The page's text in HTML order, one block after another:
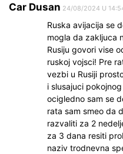
Car Dusan 24/08/2024 U
Ruska avijacija se
mogla da zakljuca
Rusiju govori vise
ruskoj vojsci! Pre
vezbi u Rusiji
i slusajuci
ocigledno sam se
rata sam smeo da
razvaliti za 2
za 3 dana resiti
naziv trodnevna